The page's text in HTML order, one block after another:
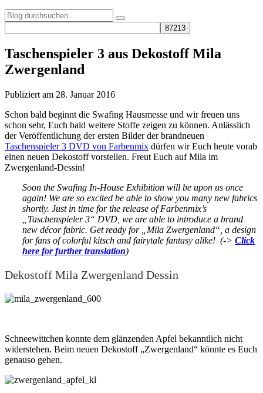
Taschenspieler 3 aus Dekostoff Mila
Zwergenland
Publiziert am 28. Januar 2016
Schon bald beginnt die Swafing Hausmesse und wir freuen uns
schon sehr, Euch bald weitere Stoffe zeigen zu können. Anlässlich
der Veröffentlichung der ersten Bilder der brandneuen
Taschenspieler 3 DVD von Farbenmix dürfen wir Euch heute vorab
einen neuen Dekostoff vorstellen. Freut Euch auf Mila im
Zwergenland-Dessin!
Soon the Swafing In-House Exhibition will be upon us once
again! We are so excited be able to show you many new fabrics
shortly. Just in time for the release of Farbenmix’s
„Taschenspieler 3“ DVD, we are able to introduce a brand
new décor fabric. Get ready for „Mila Zwergenland“, a design
for fans of colorful kitsch and fairytale fantasy alike! (-> Click
here for further translation)
Dekostoff Mila Zwergenland Dessin
Schneewittchen konnte dem glänzenden Apfel bekanntlich nicht
widerstehen. Beim neuen Dekostoff „Zwergenland“ könnte es Euch
genauso gehen.